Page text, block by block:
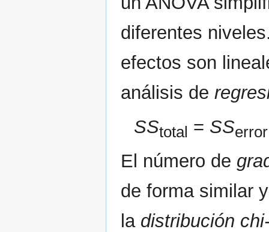
diferentes
efectos son
análisis de
SStotal = SSerror
El número de
de forma similar
la distribución